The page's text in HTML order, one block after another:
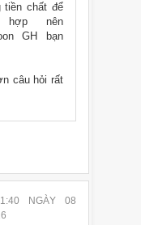
tiền chất để
hợp nên
GH bạn
câu hỏi rất
NGÀY 08